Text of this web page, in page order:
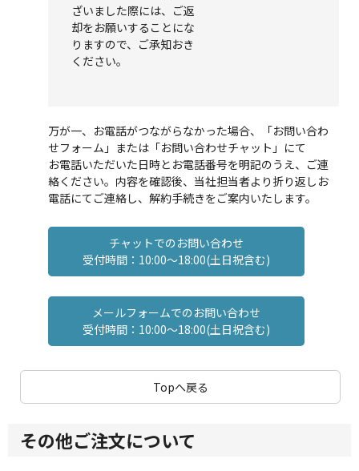
ざいました際には、ご返
却をお願いすることにな
りますので、ご承知おき
ください。
万が一、お電話がつながらなかった場合、「お問い合わ
せフォーム」または「お問い合わせチャット」にて
お電話いただいた日時とお電話番号を明記のうえ、ご連
絡ください。内容を確認後、当社担当者より折り返しお
電話にてご連絡し、解約手続きをご案内いたします。
チャットでのお問い合わせ
受付時間：10:00～18:00(土日祝含む)
メールフォームでのお問い合わせ
受付時間：10:00～18:00(土日祝含む)
Topへ戻る
その他ご注文について